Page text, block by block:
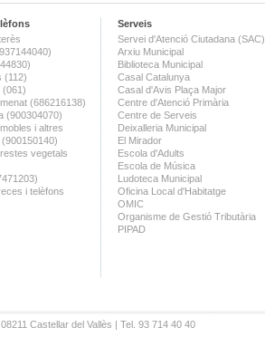
(112)
(061)
(686216138)
(900304070)
i altres
vegetals
i telèfons
Serveis
Servei d'Atenció Ciutadana (SAC)
Arxiu Municipal
Biblioteca Municipal
Casal Catalunya
Casal d'Avis Plaça Major
Centre d'Atenció Primària
Centre de Serveis
Deixalleria Municipal
El Mirador
Escola d'Adults
Escola de Música
Ludoteca Municipal
Oficina Local d'Habitatge
OMIC
Organisme de Gestió Tributària
PIPAD
Castellar del Vallès | Tel. 93 714 40 40